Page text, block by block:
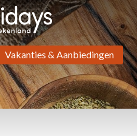
Vakanties & Aanbiedingen